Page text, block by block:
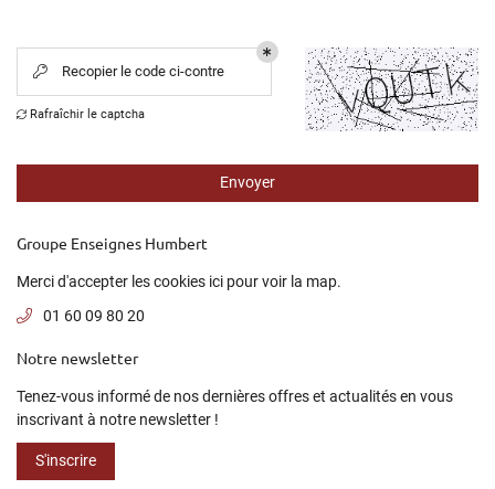
COMPÉTENCES
CONTACT
01 60 09 80 20
 Recopier le code ci-contre
 Rafraîchir le captcha
Envoyer
Groupe Enseignes Humbert
Merci d'accepter les cookies ici pour voir la map.
01 60 09 80 20
Notre newsletter
Tenez-vous informé de nos dernières offres et actualités en vous
inscrivant à notre newsletter !
S'inscrire